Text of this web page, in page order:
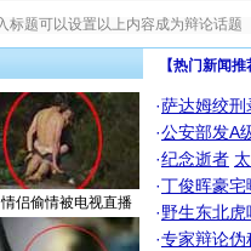
情侣偷情被电视直播
【热门新闻
·萨达姆绞刑
·公安部发A
·纪念逝者
·丁俊晖豪
·野生东北
·专家辩论伪